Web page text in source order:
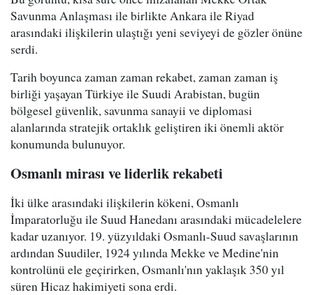
Savunma Anlaşması ile birlikte Ankara ile Riyad
arasındaki ilişkilerin ulaştığı yeni seviyeyi de gözler önüne
serdi.
Tarih boyunca zaman zaman rekabet, zaman zaman iş
birliği yaşayan Türkiye ile Suudi Arabistan, bugün
bölgesel güvenlik, savunma sanayii ve diplomasi
alanlarında stratejik ortaklık geliştiren iki önemli aktör
konumunda bulunuyor.
Osmanlı mirası ve liderlik rekabeti
İki ülke arasındaki ilişkilerin kökeni, Osmanlı
İmparatorluğu ile Suud Hanedanı arasındaki mücadelelere
kadar uzanıyor. 19. yüzyıldaki Osmanlı-Suud savaşlarının
ardından Suudiler, 1924 yılında Mekke ve Medine'nin
kontrolünü ele geçirirken, Osmanlı'nın yaklaşık 350 yıl
süren Hicaz hakimiyeti sona erdi.